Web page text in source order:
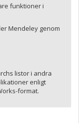
funktioner i
Mendeley genom
listor i andra
enligt
format.